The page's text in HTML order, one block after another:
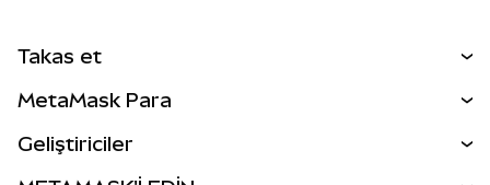
Takas et
Perps
MetaMask Para
Geliştiriciler